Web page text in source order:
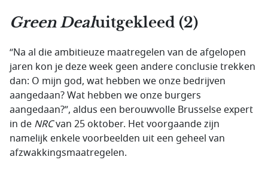
Green Dealuitgekleed (2)
“Na al die ambitieuze maatregelen van de afgelopen
jaren kon je deze week geen andere conclusie trekken
dan: O mijn god, wat hebben we onze bedrijven
aangedaan? Wat hebben we onze burgers
aangedaan?”, aldus een berouwvolle Brusselse expert
in de NRCvan 25 oktober. Het voorgaande zijn
namelijk enkele voorbeelden uit een geheel van
afzwakkingsmaatregelen.